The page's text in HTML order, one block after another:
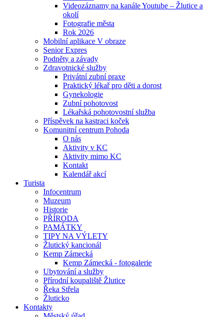
Videozáznamy na kanále Youtube – Žlutice a
okolí
Fotografie města
Rok 2026
Mobilní aplikace V obraze
Senior Expres
Podněty a závady
Zdravotnické služby
Privátní zubní praxe
Praktický lékař pro děti a dorost
Gynekologie
Zubní pohotovost
Lékařská pohotovostní služba
Příspěvek na kastraci koček
Komunitní centrum Pohoda
O nás
Aktivity v KC
Aktivity mimo KC
Kontakt
Kalendář akcí
Turista
Infocentrum
Muzeum
Historie
PŘÍRODA
PAMÁTKY
TIPY NA VÝLETY
Žlutický kancionál
Kemp Zámecká
Kemp Zámecká - fotogalerie
Ubytování a služby
Přírodní koupaliště Žlutice
Řeka Střela
Žluticko
Kontakty